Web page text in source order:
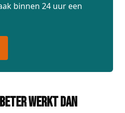
binnen 24 uur een
werkt dan